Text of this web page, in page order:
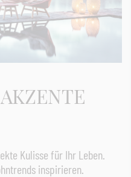
Kulisse für Ihr Leben.
inspirieren.